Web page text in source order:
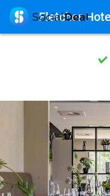
7
7
 Fletcher Hotel-